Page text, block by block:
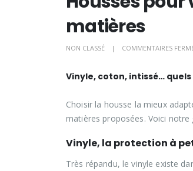
matières
NON CLASSÉ COMMENTAIRES
Vinyle, coton, intissé…
Choisir la housse la mieux
matières proposées. Voici notre
Vinyle, la protection à
Très répandu, le vinyle existe